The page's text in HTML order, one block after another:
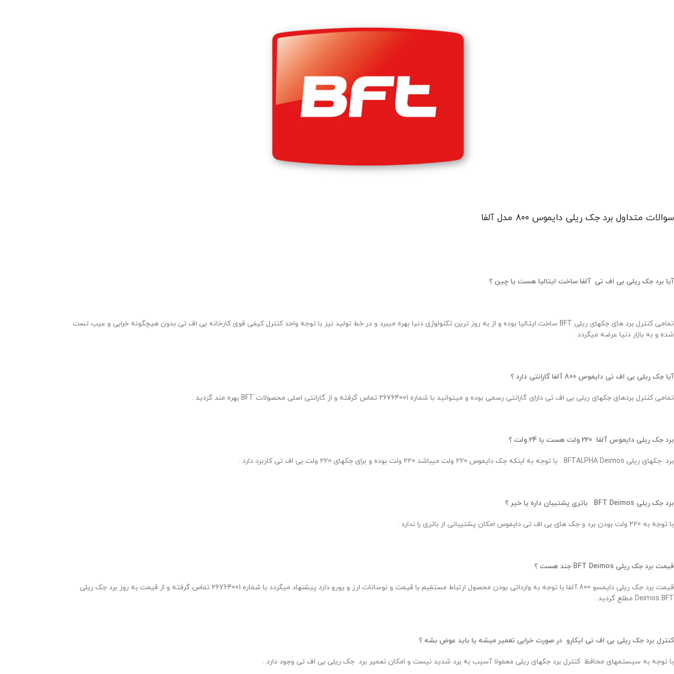
سوالات متداول برد جک ریلی دایموس 800 مدل آلفا
آیا برد جک ریلی بی اف تی آلفا ساخت ایتالیا هست یا چین ؟
تمامی کنترل برد های جکهای ریلی BFT ساخت ایتالیا بوده و از به روز ترین تکنولوژی دنیا بهره میبرد و در خط تولید نیز با توجه واحد کنترل کیفی قوی کارخانه بی اف تی بدون هیچگونه خرابی و عیب تست
شده و به بازار دنیا عرضه میگردد .
آیا جک ریلی بی اف تی دایموس 800 آلفا گارانتی دارد ؟
تمامی کنترل بردهای جکهای ریلی بی اف تی دارای گارانتی رسمی بوده و میتوانید با شماره 26764001 تماس گرفته و از گارانتی اصلی محصولات BFT بهره مند گردید .
برد جک ریلی دایموس آلفا 220 ولت هست یا 24 ولت ؟
برد جکهای ریلی BFTALPHA Deimos با توجه به اینکه جک دایموس 220 ولت میباشد 220 ولت بوده و برای جکهای 220 ولت بی اف تی کاربرد دارد .
برد جک ریلی BFT Deimos باتری پشتیبان داره یا خیر ؟
با توجه به 220 ولت بودن برد و جک های بی اف تی دایموس امکان پشتیبانی از باتری را ندارد .
قیمت برد جک ریلی BFT Deimos جند هست ؟
قیمت برد جک ریلی دایمسو 800 آلفا با توجه به وارداتی بودن محصول ارتباط مستقیم با قیمت و نوسانات ارز و یورو دارد پیشنهاد میگردد با شماره 26764001 تماس گرفته و از قیمت به روز برد جک ریلی
Deimos BFT مطلع گردید .
کنترل برد جک ریلی بی اف تی ایکارو در صورت خرابی تعمیر میشه یا باید عوض بشه ؟
با توجه به سیستمهای محافظ کنترل برد جکهای ریلی معمولا آسیب به برد شدید نیست و امکان تعمیر برد جک ریلی بی اف تی وجود دارد .